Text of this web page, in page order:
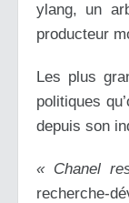
ylang, un
producteur
Les plus
politiques
depuis son
« Chanel
recherche-